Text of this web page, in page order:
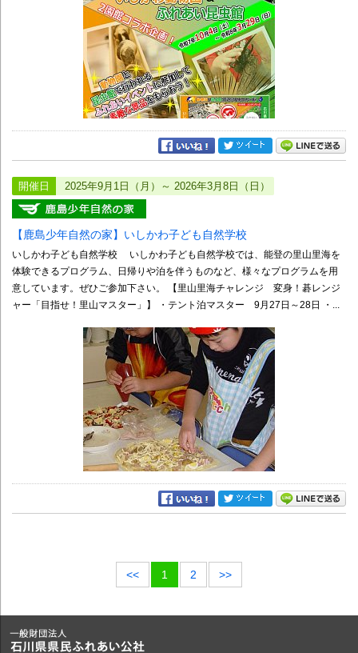
開催日 2025年9月1日（月）～ 2026年3月8日（日）
【鹿島少年自然の家】いしかわ子ども自然学校
いしかわ子ども自然学校 いしかわ子ども自然学校では、能登の里山里海を
体験できるプログラム、日帰りや泊を伴うものなど、様々なプログラムを用
意しています。ぜひご参加下さい。 【里山里海チャレンジ 変身！碁レンジ
ャー「目指せ！里山マスター」】 ・テント泊マスター 9月27日～28日 ・...
<< 1 2 >>